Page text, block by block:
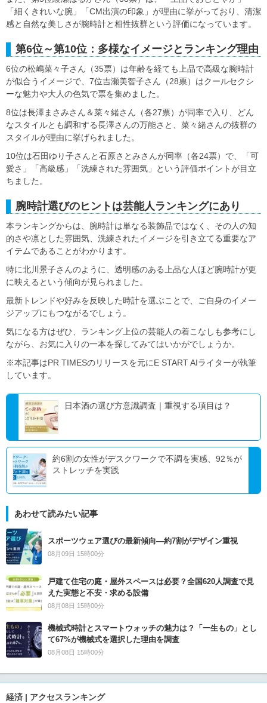
「細くきれいな腕」「CM出演の印象」が理由に挙がっており、清潔
感と自然な美しさが腕時計と相性抜群という評価になっています。
第6位～第10位：多様なイメージとランキング理由
6位の松嶋菜々子さん（35票）は年齢を経ても上品で高級な腕時計
が似合うイメージで、7位吉瀬美智子さん（28票）はクールセクシ
ーな魅力や大人の色気で票を集めました。
8位は長澤まさみさん＆菜々緒さん（各27票）が同率で入り、どん
なスタイルとも調和する長澤さんの万能さと、菜々緒さんの抜群の
スタイルが理由に挙げられました。
10位は石田ゆり子さんと石原さとみさんが同率（各24票）で、「可
愛さ」「高級感」「洗練された雰囲気」という評価ポイントが目立
ちました。
腕時計選びのヒントは芸能人ランキングにあり
本ランキングからは、腕時計は単なる装飾品ではなく、その人の知
的さや凛とした雰囲気、洗練されたイメージを引き立てる重要なア
イテムであることがわかります。
特に北川景子さんのように、透明感のある上品な人ほど腕時計が更
に映えるという傾向が見られました。
最新トレンドや好みを反映した時計を選ぶことで、ご自身のイメー
ジアップにもつながるでしょう。
気になる方はぜひ、ランキング上位の芸能人の着こなしも参考にし
ながら、お気に入りの一本を探してみてはいかがでしょうか。
※本記事はPR TIMESのリリースを元にE START AIライターが執筆
しています。
日本酒の選び方意識調査｜重視する項目は？
約6割の女性がデスクワークで不調を実感、92％が
ストレッチを実践
あわせて読みたい記事
スポーツウェア選びの最新傾向―約7割がデザイン重視
08月09日 15時00分
戸建て住宅の庭・屋外スペースは必要？全国620人調査で見
えた実態と不安・求める設備
08月08日 15時00分
機械式時計とスマートウォッチの魅力は？「一生もの」とし
て67%が機械式を選択した理由を調査
08月08日 15時00分
経済 | アクセスランキング